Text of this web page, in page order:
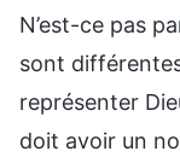
N’est-ce pas
sont
représenter
doit avoir un